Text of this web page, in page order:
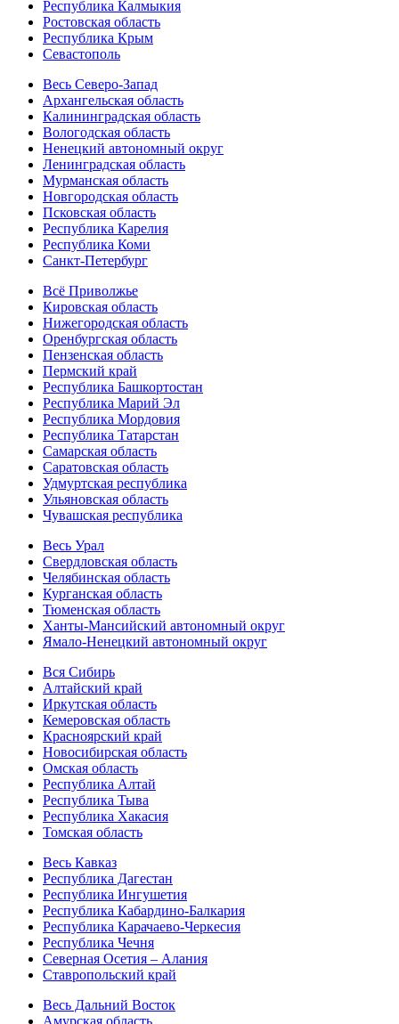
Республика Калмыкия
Ростовская область
Республика Крым
Севастополь
Весь Северо-Запад
Архангельская область
Калининградская область
Вологодская область
Ненецкий автономный округ
Ленинградская область
Мурманская область
Новгородская область
Псковская область
Республика Карелия
Республика Коми
Санкт-Петербург
Всё Приволжье
Кировская область
Нижегородская область
Оренбургская область
Пензенская область
Пермский край
Республика Башкортостан
Республика Марий Эл
Республика Мордовия
Республика Татарстан
Самарская область
Саратовская область
Удмуртская республика
Ульяновская область
Чувашская республика
Весь Урал
Свердловская область
Челябинская область
Курганская область
Тюменская область
Ханты-Мансийский автономный округ
Ямало-Ненецкий автономный округ
Вся Сибирь
Алтайский край
Иркутская область
Кемеровская область
Красноярский край
Новосибирская область
Омская область
Республика Алтай
Республика Тыва
Республика Хакасия
Томская область
Весь Кавказ
Республика Дагестан
Республика Ингушетия
Республика Кабардино-Балкария
Республика Карачаево-Черкесия
Республика Чечня
Северная Осетия – Алания
Ставропольский край
Весь Дальний Восток
Амурская область